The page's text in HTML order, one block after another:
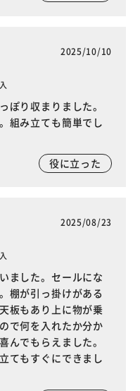
2025/10/10
ぽり収まりました。
組み立ても簡単でし
役に立った
2025/08/23
ました。セールにな
棚が引っ掛けがある
板もあり上に物が乗
で何を入れたか分か
んでもらえました。
てもすぐにできまし